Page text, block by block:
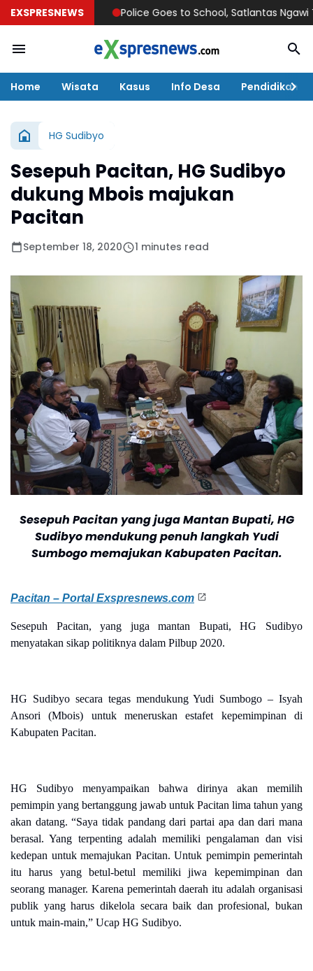
EXSPRESNEWSPolice Goes to School, Satlantas Ngawi
Home Wisata Kasus Info Desa Pendidikan
HG Sudibyo
Sesepuh Pacitan, HG Sudibyo
dukung Mbois majukan
Pacitan
September 18, 2020 1 minutes read
Sesepuh Pacitan yang juga Mantan Bupati, HG
Sudibyo mendukung penuh langkah Yudi
Sumbogo memajukan Kabupaten Pacitan.
Pacitan – Portal Exspresnews.com
Sesepuh Pacitan, yang juga mantan Bupati, HG Sudibyo
menyatakan sikap politiknya dalam Pilbup 2020.
HG Sudibyo secara tegas mendukung Yudi Sumbogo – Isyah
Ansori (Mbois) untuk meneruskan estafet kepemimpinan di
Kabupaten Pacitan.
HG Sudibyo menyampaikan bahwa dirinya akan memilih
pemimpin yang bertanggung jawab untuk Pacitan lima tahun yang
akan datang. “Saya tidak pandang dari partai apa dan dari mana
berasal. Yang terpenting adalah memiliki pengalaman dan visi
kedepan untuk memajukan Pacitan. Untuk pemimpin pemerintah
itu harus yang betul-betul memiliki jiwa kepemimpinan dan
seorang manager. Karena pemerintah daerah itu adalah organisasi
publik yang harus dikelola secara baik dan profesional, bukan
untuk main-main,” Ucap HG Sudibyo.